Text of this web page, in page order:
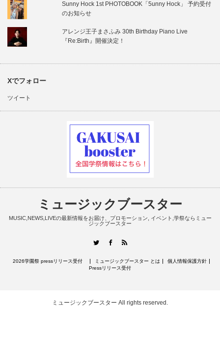
Sunny Hock 1st PHOTOBOOK「5unny Hock」 予約受付
のお知らせ
アレンジ王子まさふみ 30th Birthday Piano Live
『Re:Birth』開催決定！
Xでフォロー
ツイート
ミュージックブースター
MUSIC,NEWS,LIVEの最新情報をお届け、プロモーション, イベント,学祭ならミュー
ジックブースター
TwitterFacebook
2026学園祭 pressリリース受付 ミュージックブースター とは
個人情報保護方針
Pressリリース受付
ミュージックブースター All rights reserved.